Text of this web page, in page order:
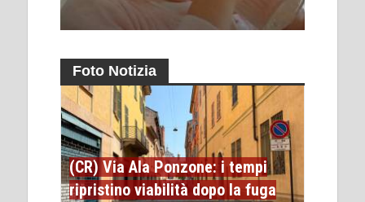
Foto Notizia
(CR) Via Ala Ponzone: i tempi
ripristino viabilità dopo la fuga